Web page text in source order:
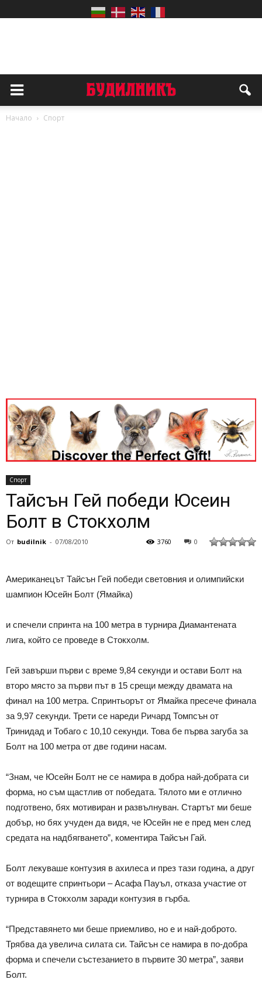
Начало Спорт
Спорт
Тайсън Гей победи Юсеин
Болт в Стокхолм
От budilnik - 07/08/2010 0
3760
Американецът Тайсън Гей победи световния и олимпийски
шампион Юсейн Болт (Ямайка)
и спечели спринта на 100 метра в турнира Диамантената
лига, който се проведе в Стокхолм.
Гей завърши първи с време 9,84 секунди и остави Болт на
второ място за първи път в 15 срещи между двамата на
финал на 100 метра. Спринтьорът от Ямайка пресече финала
за 9,97 секунди. Трети се нареди Ричард Томпсън от
Тринидад и Тобаго с 10,10 секунди. Това бе първа загуба за
Болт на 100 метра от две години насам.
“Знам, че Юсейн Болт не се намира в добра най-добрата си
форма, но съм щастлив от победата. Тялото ми е отлично
подготвено, бях мотивиран и развълнуван. Стартът ми беше
добър, но бях учуден да видя, че Юсейн не е пред мен след
средата на надбягването”, коментира Тайсън Гай.
Болт лекуваше контузия в ахилеса и през тази година, а друг
от водещите спринтьори – Асафа Пауъл, отказа участие от
турнира в Стокхолм заради контузия в гърба.
“Представянето ми беше приемливо, но е и най-доброто.
Трябва да увелича силата си. Тайсън се намира в по-добра
форма и спечели състезанието в първите 30 метра”, заяви
Болт.